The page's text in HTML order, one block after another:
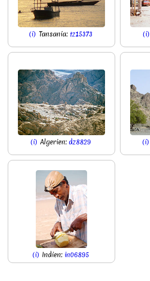
(i) Tansania: tz15373 (i)
(i) Algerien: dz8829 (i)
(i) Indien: in06895